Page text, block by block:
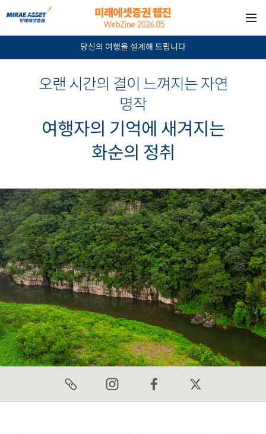
당신의 여행을 설계해 드립니다
오랜 시간의 결이 느껴지는 자연
명작
여행자의 기억에 새겨지는
화순의 정취